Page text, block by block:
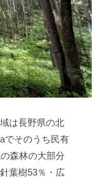
は長野県の北
でそのうち民有
森林の大部分
葉樹53％・広